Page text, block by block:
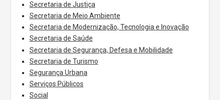
Secretaria de Justiça
Secretaria de Meio Ambiente
Secretaria de Modernização, Tecnologia e Inovação
Secretaria de Saúde
Secretaria de Segurança, Defesa e Mobilidade
Secretaria de Turismo
Segurança Urbana
Serviços Públicos
Social